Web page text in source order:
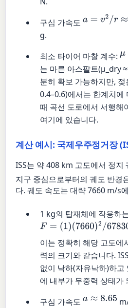
구심 가속도a=v2 /r≈6.43
g.
최소 타이어 마찰 계수:μ
는 마른 아스팔트(μ_dry
분히 확보 가능하지만,
0.4–0.6)에서는 한계치에
때 곡선 도로에서 서행해
여기에 있습니다.
계산 예시: 국제우주정거장
ISS는 약 408 km 고도에서 정지
지구 중심으로부터의 궤도 반경
다. 궤도 속도는 대략 7660 m/s
1 kg의 탑재체에 작용하
F= (1) 7660)2/6783000≈
이는 정확히 해당 고도에
력의 크기와 같습니다.
없이 낙하(자유낙하)하고
에 내부가 무중력 상태가
구심 가속도a≈8.65